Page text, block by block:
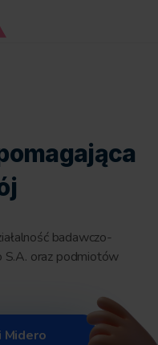
badawczo-
S.A. oraz podmiotów
Midero